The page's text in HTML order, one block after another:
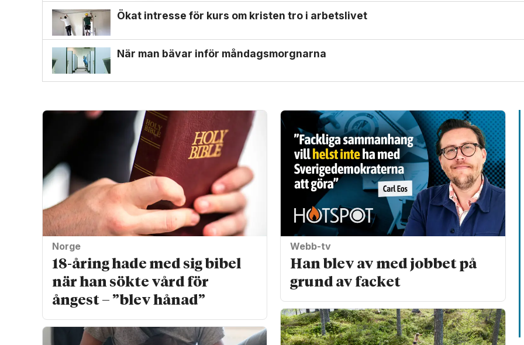
Ökat intresse för kurs om kristen tro i arbetslivet
När man bävar inför måndags­morgnarna
Norge
18-åring hade med sig bibel
när han sökte vård för
ångest – ”blev hånad”
Webb-tv
Han blev av med jobbet på
grund av facket